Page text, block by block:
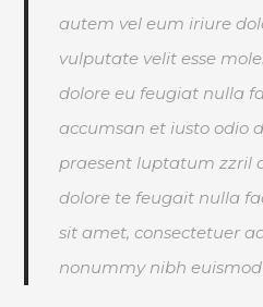
autem vel eum iriure
vulputate velit esse
dolore eu feugiat nulla
accumsan et iusto odio
praesent luptatum zzril
dolore te feugait nulla
sit amet, consectetuer
nonummy nibh